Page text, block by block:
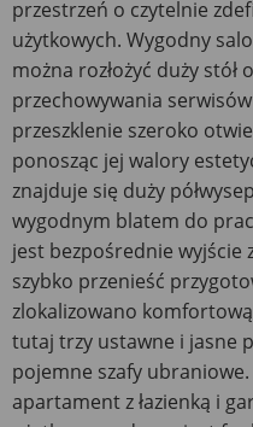
przestrzeń o czytelnie
użytkowych. Wygodny
można rozłożyć duży stół
przechowywania
przeszklenie szeroko
ponosząc jej walory
znajduje się duży
wygodnym blatem do
jest bezpośrednie wyjście
szybko przenieść
zlokalizowano
tutaj trzy ustawne i jasne
pojemne szafy
apartament z łazienką i